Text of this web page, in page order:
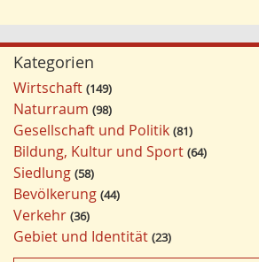
Kategorien
Wirtschaft 149
Naturraum 98
Gesellschaft und Politik 81
Bildung, Kultur und Sport 64
Siedlung 58
Bevölkerung 44
Verkehr 36
Gebiet und Identität 23